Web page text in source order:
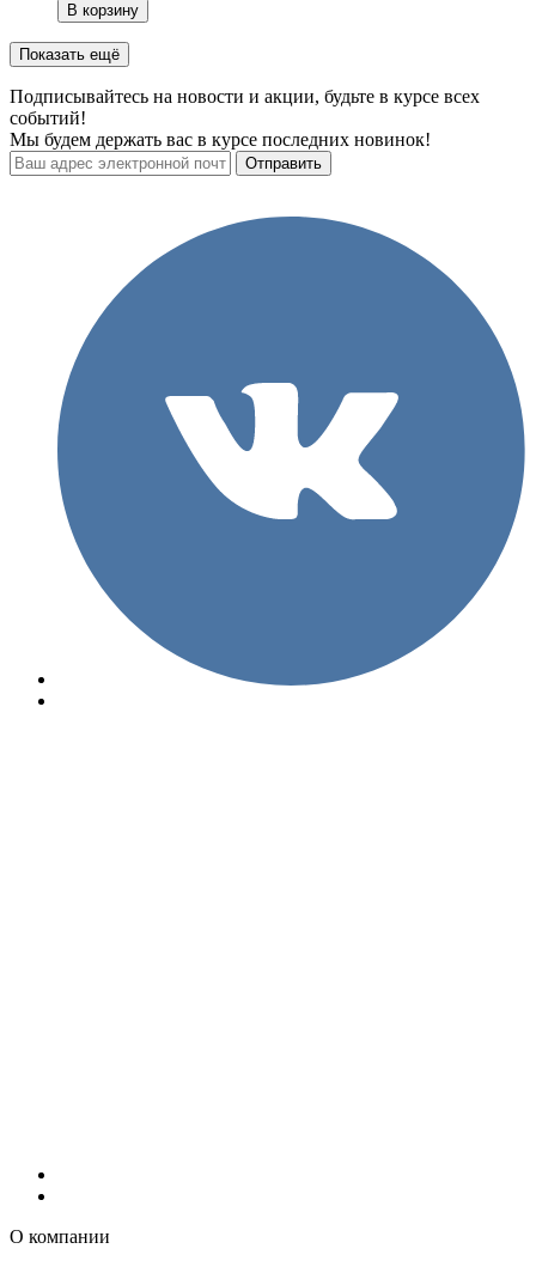
В корзину
Показать ещё
Подписывайтесь на новости и акции, будьте в курсе всех
событий!
Мы будем держать вас в курсе последних новинок!
О компании